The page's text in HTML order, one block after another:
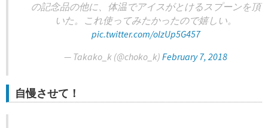
の記念品の他に、体温でアイスがとけるスプーンを頂
いた。これ使ってみたかったので嬉しい。
pic.twitter.com/olzUp5G457
— Takako_k (@choko_k) February 7, 2018
自慢させて！